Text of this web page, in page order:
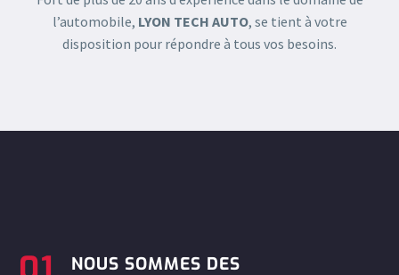
l’automobile, LYON TECH AUTO, se tient à votre
disposition pour répondre à tous vos besoins.
NOUS SOMMES DES